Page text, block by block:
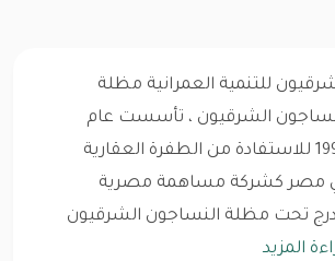
للتنمية العمرانية مظلة
الشرقيون ، تأسست عام
1994 للاستفادة من الطفرة العقارية
مصر كشركة مساهمة مصرية
تحت مظلة النساجون الشرقيون
المزيد